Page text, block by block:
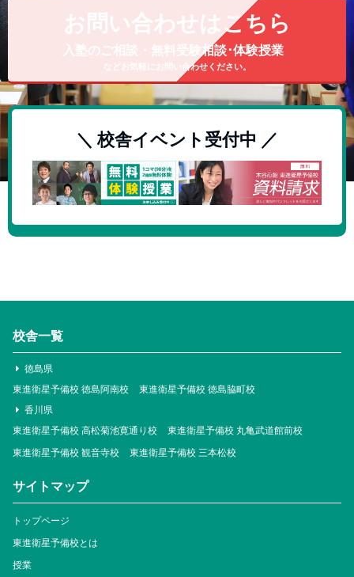
お問い合わせはこちら
入塾のご相談・無料受験相談･体験授業
などお気軽にお問い合わせください。
＼ 校舎イベント受付中 ／
校舎一覧
徳島県
東進衛星予備校 徳島阿南校
東進衛星予備校 徳島脇町校
香川県
東進衛星予備校 高松菊池寛通り校
東進衛星予備校 丸亀武道館前校
東進衛星予備校 観音寺校
東進衛星予備校 三本松校
サイトマップ
トップページ
東進衛星予備校とは
授業